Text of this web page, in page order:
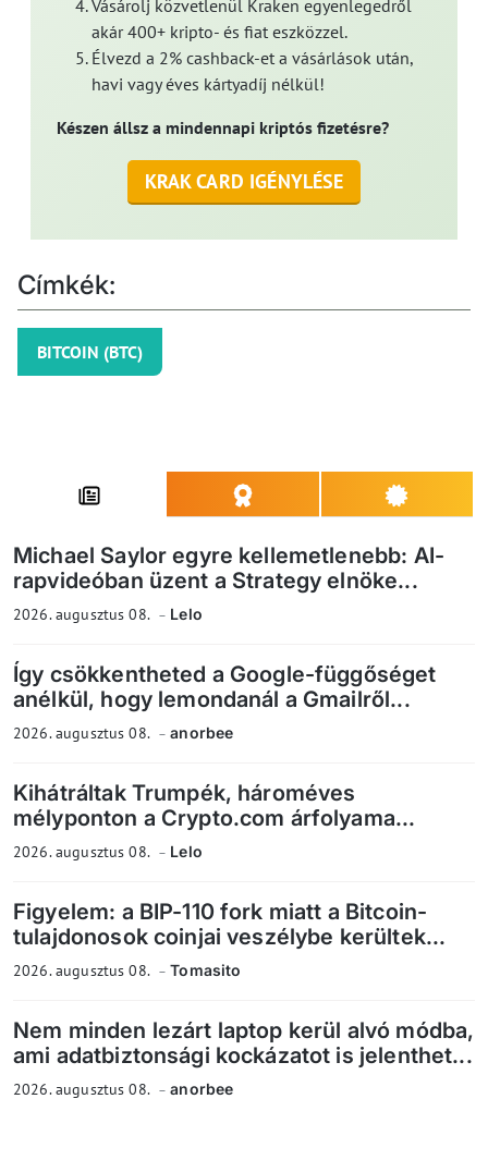
Vásárolj közvetlenül Kraken egyenlegedről
akár 400+ kripto- és fiat eszközzel.
Élvezd a 2% cashback-et a vásárlások után,
havi vagy éves kártyadíj nélkül!
Készen állsz a mindennapi kriptós fizetésre?
KRAK CARD IGÉNYLÉSE
Címkék:
BITCOIN (BTC)
Michael Saylor egyre kellemetlenebb: AI-
rapvideóban üzent a Strategy elnöke...
2026. augusztus 08. Lelo
Így csökkentheted a Google-függőséget
anélkül, hogy lemondanál a Gmailről...
2026. augusztus 08. anorbee
Kihátráltak Trumpék, hároméves
mélyponton a Crypto.com árfolyama...
2026. augusztus 08. Lelo
Figyelem: a BIP-110 fork miatt a Bitcoin-
tulajdonosok coinjai veszélybe kerültek...
2026. augusztus 08. Tomasito
Nem minden lezárt laptop kerül alvó módba,
ami adatbiztonsági kockázatot is jelenthet...
2026. augusztus 08. anorbee